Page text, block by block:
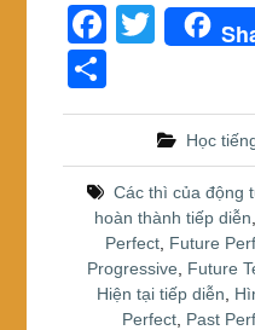
F
a
c
b
o
o
k
T
er
h
e
Học
Các thì của động
hoàn thành tiếp diễn
Perfect Future
Progressive
Future
Hiện tại tiếp diễn
Perfect Past